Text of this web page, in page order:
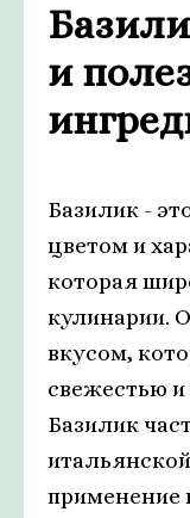
и
Базилик -
цветом и
которая
кулинарии.
вкусом,
свежестью
Базилик
применение